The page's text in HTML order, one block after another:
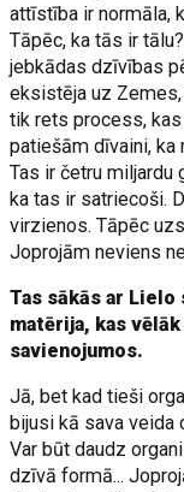
attīstība ir normāla,
Tāpēc, ka tās ir
jebkādas dzīvības
eksistēja uz Zemes,
tik rets process,
patiešām dīvaini, ka
Tas ir četru miljardu
ka tas ir satriecoši.
virzienos. Tāpēc
Joprojām neviens
Tas sākās ar
matērija, kas
savienojumos.
Jā, bet kad tieši
bijusi kā sava veida
Var būt daudz
dzīvā formā...